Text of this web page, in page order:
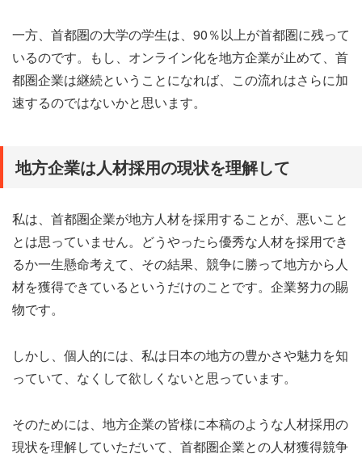
一方、首都圏の大学の学生は、90％以上が首都圏に残って
いるのです。もし、オンライン化を地方企業が止めて、首
都圏企業は継続ということになれば、この流れはさらに加
速するのではないかと思います。
地方企業は人材採用の現状を理解して
私は、首都圏企業が地方人材を採用することが、悪いこと
とは思っていません。どうやったら優秀な人材を採用でき
るか一生懸命考えて、その結果、競争に勝って地方から人
材を獲得できているというだけのことです。企業努力の賜
物です。
しかし、個人的には、私は日本の地方の豊かさや魅力を知
っていて、なくして欲しくないと思っています。
そのためには、地方企業の皆様に本稿のような人材採用の
現状を理解していただいて、首都圏企業との人材獲得競争